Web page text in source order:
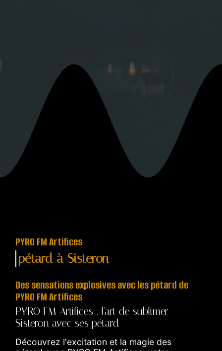
PYRO FM Artifices
pétard à Sisteron
Des sensations explosives avec les pétard de
PYRO FM Artifices
PYRO FM Artifices : l'art de sublimer
Sisteron avec ses pétard
Découvrez l'excitation et la magie des